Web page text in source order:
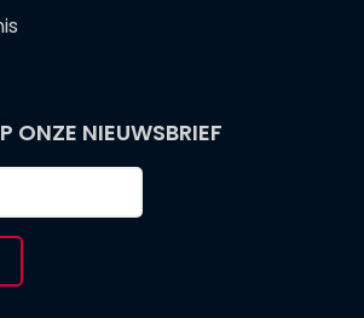
ONZE NIEUWSBRIEF